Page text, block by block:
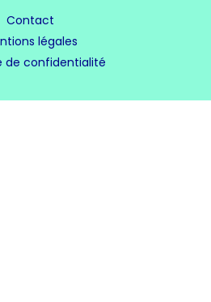
Contact
légales
de confidentialité